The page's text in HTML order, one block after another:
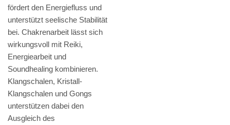
fördert den Energiefluss und
unterstützt seelische Stabilität
bei. Chakrenarbeit lässt sich
wirkungsvoll mit Reiki,
Energiearbeit und
Soundhealing kombinieren.
Klangschalen, Kristall-
Klangschalen und Gongs
unterstützen dabei den
Ausgleich des